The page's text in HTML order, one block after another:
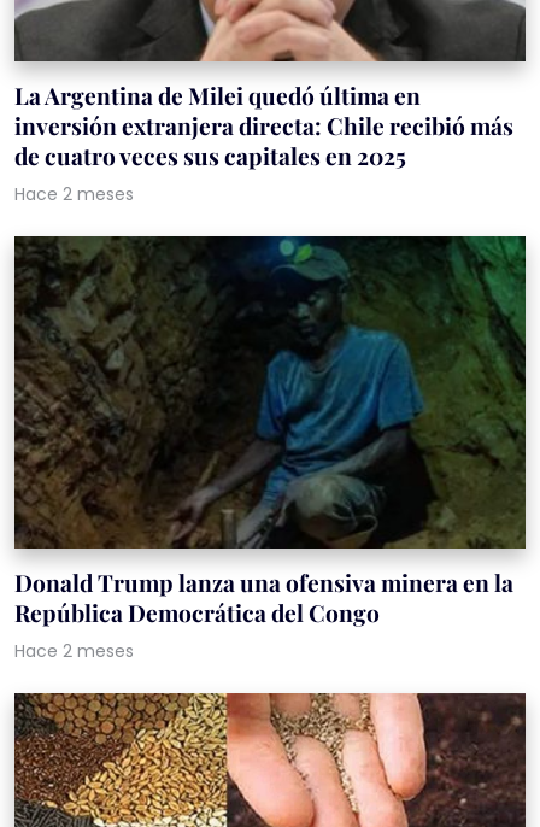
La Argentina de Milei quedó última en
inversión extranjera directa: Chile recibió más
de cuatro veces sus capitales en 2025
Hace 2 meses
Donald Trump lanza una ofensiva minera en la
República Democrática del Congo
Hace 2 meses